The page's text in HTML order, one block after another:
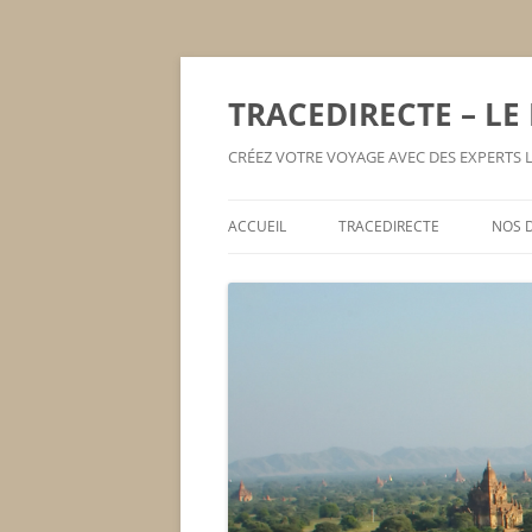
TRACEDIRECTE –
CRÉEZ VOTRE VOYAGE AVEC DES EXPERTS
ACCUEIL TRACEDIRECTE NOS